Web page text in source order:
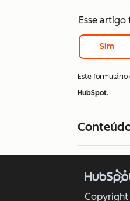
Esse artigo
Sim
Este
HubSpot.
Copyright